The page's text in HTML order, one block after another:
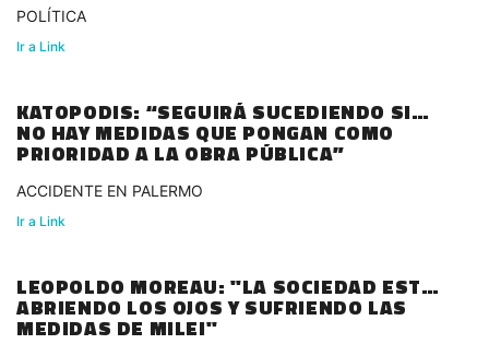
POLÍTICA
Ir a Link
KATOPODIS: “SEGUIRÁ SUCEDIENDO SI
NO HAY MEDIDAS QUE PONGAN COMO
PRIORIDAD A LA OBRA PÚBLICA”
ACCIDENTE EN PALERMO
Ir a Link
LEOPOLDO MOREAU: "LA SOCIEDAD ESTÁ
ABRIENDO LOS OJOS Y SUFRIENDO LAS
MEDIDAS DE MILEI"